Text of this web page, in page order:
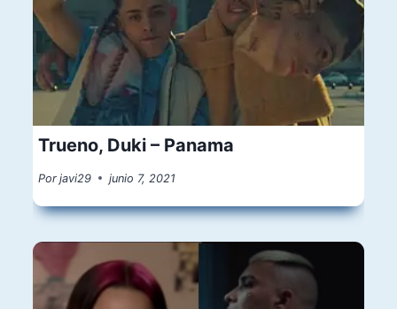
Trueno, Duki – Panama
Por javi29 junio 7, 2021